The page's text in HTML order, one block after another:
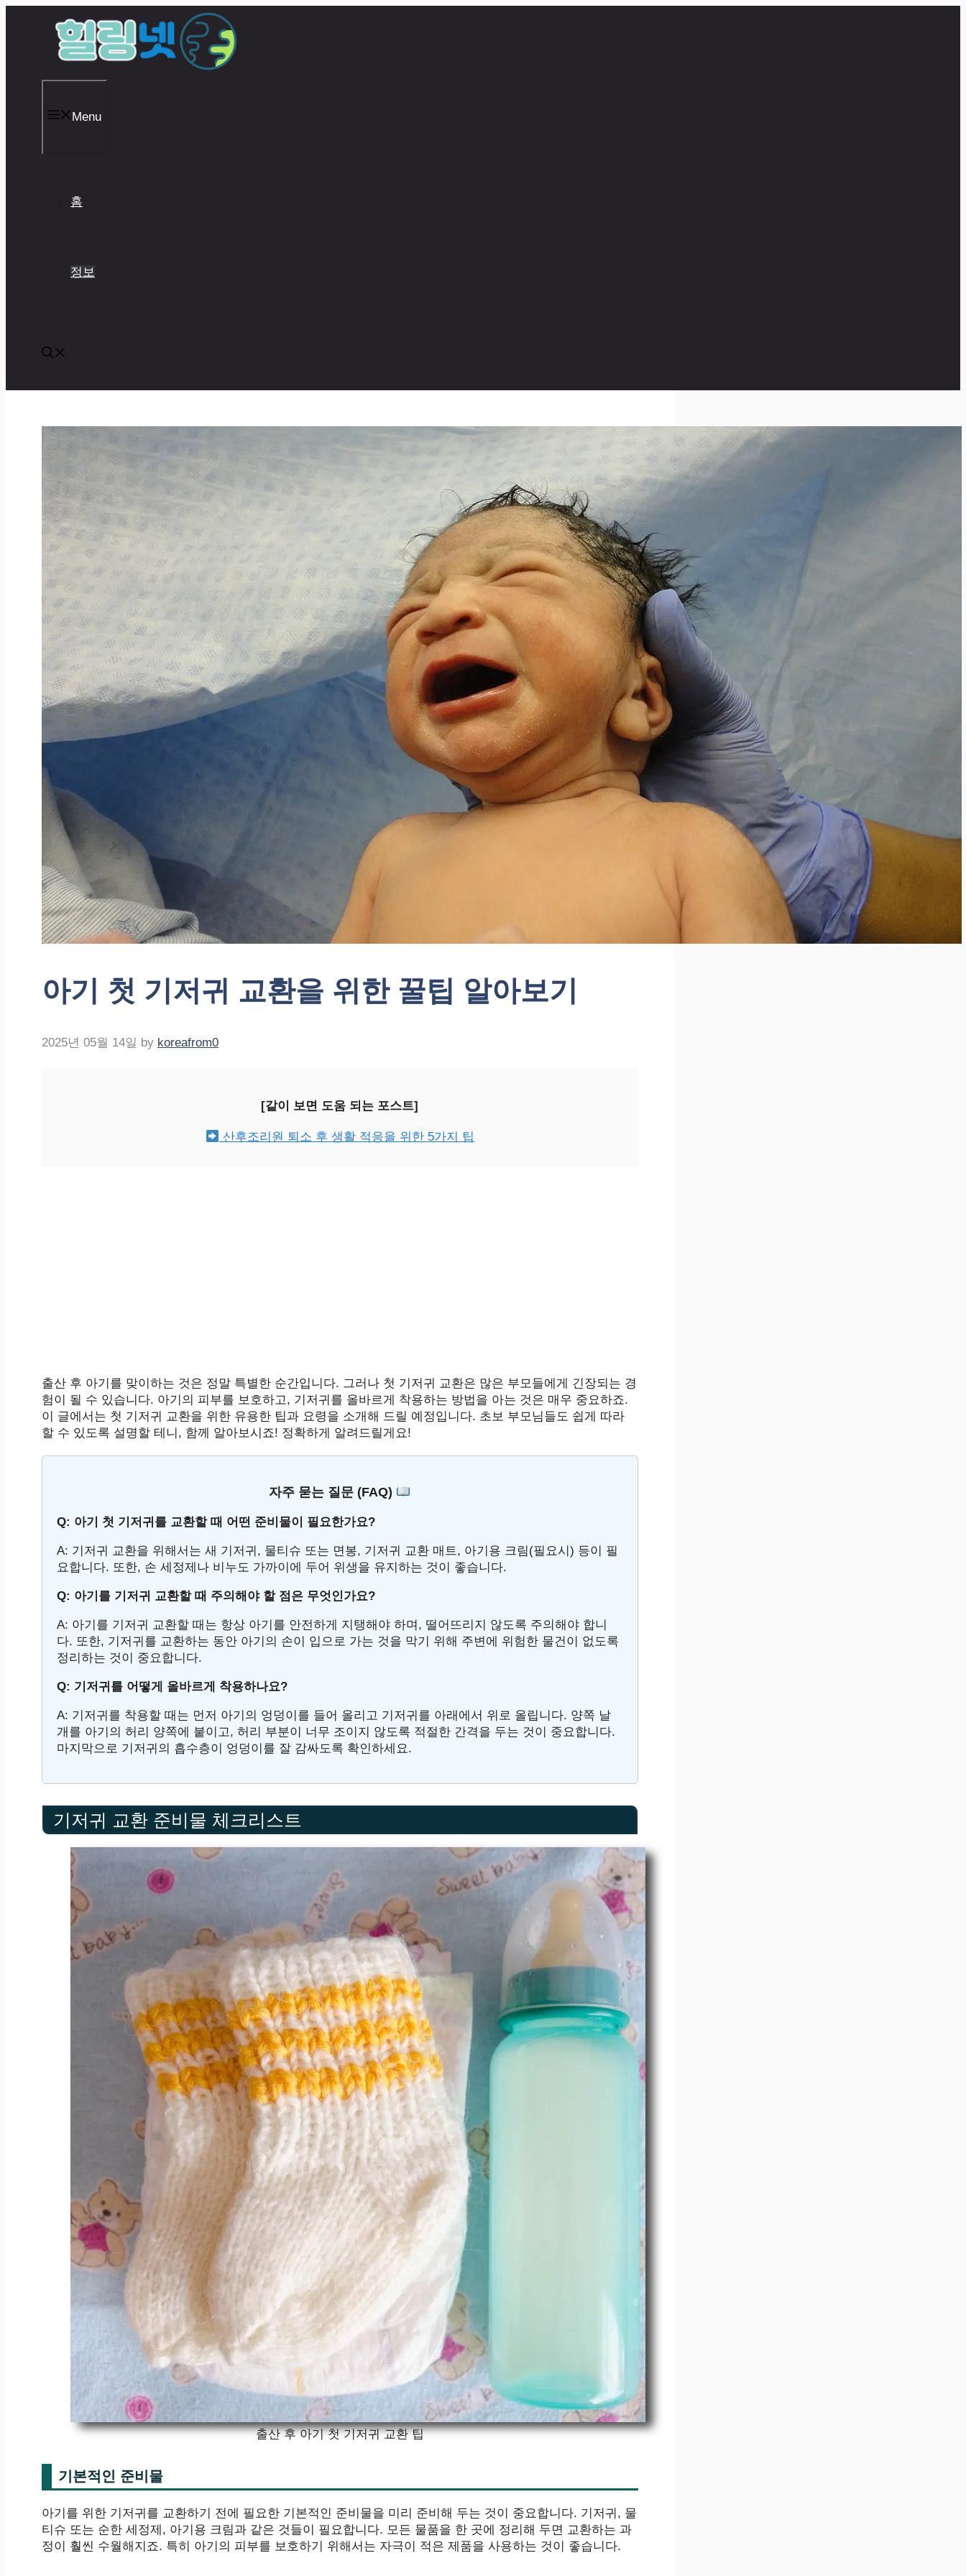
Menu
홈
정보
아기 첫 기저귀 교환을 위한 꿀팁 알아보기
2025년 05월 14일 by koreafrom0
[같이 보면 도움 되는 포스트]
산후조리원 퇴소 후 생활 적응을 위한 5가지 팁
출산 후 아기를 맞이하는 것은 정말 특별한 순간입니다. 그러나 첫 기저귀 교환은 많은 부모들에게 긴장되는 경
험이 될 수 있습니다. 아기의 피부를 보호하고, 기저귀를 올바르게 착용하는 방법을 아는 것은 매우 중요하죠.
이 글에서는 첫 기저귀 교환을 위한 유용한 팁과 요령을 소개해 드릴 예정입니다. 초보 부모님들도 쉽게 따라
할 수 있도록 설명할 테니, 함께 알아보시죠! 정확하게 알려드릴게요!
자주 묻는 질문 (FAQ)
Q: 아기 첫 기저귀를 교환할 때 어떤 준비물이 필요한가요?
A: 기저귀 교환을 위해서는 새 기저귀, 물티슈 또는 면봉, 기저귀 교환 매트, 아기용 크림(필요시) 등이 필
요합니다. 또한, 손 세정제나 비누도 가까이에 두어 위생을 유지하는 것이 좋습니다.
Q: 아기를 기저귀 교환할 때 주의해야 할 점은 무엇인가요?
A: 아기를 기저귀 교환할 때는 항상 아기를 안전하게 지탱해야 하며, 떨어뜨리지 않도록 주의해야 합니
다. 또한, 기저귀를 교환하는 동안 아기의 손이 입으로 가는 것을 막기 위해 주변에 위험한 물건이 없도록
정리하는 것이 중요합니다.
Q: 기저귀를 어떻게 올바르게 착용하나요?
A: 기저귀를 착용할 때는 먼저 아기의 엉덩이를 들어 올리고 기저귀를 아래에서 위로 올립니다. 양쪽 날
개를 아기의 허리 양쪽에 붙이고, 허리 부분이 너무 조이지 않도록 적절한 간격을 두는 것이 중요합니다.
마지막으로 기저귀의 흡수층이 엉덩이를 잘 감싸도록 확인하세요.
기저귀 교환 준비물 체크리스트
출산 후 아기 첫 기저귀 교환 팁
기본적인 준비물
아기를 위한 기저귀를 교환하기 전에 필요한 기본적인 준비물을 미리 준비해 두는 것이 중요합니다. 기저귀, 물
티슈 또는 순한 세정제, 아기용 크림과 같은 것들이 필요합니다. 모든 물품을 한 곳에 정리해 두면 교환하는 과
정이 훨씬 수월해지죠. 특히 아기의 피부를 보호하기 위해서는 자극이 적은 제품을 사용하는 것이 좋습니다.